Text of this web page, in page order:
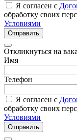
Я согласен с
обработку своих
Условиями
Отправить
Откликнуться на
Имя
Телефон
Я согласен с
обработку своих
Условиями
Отправить